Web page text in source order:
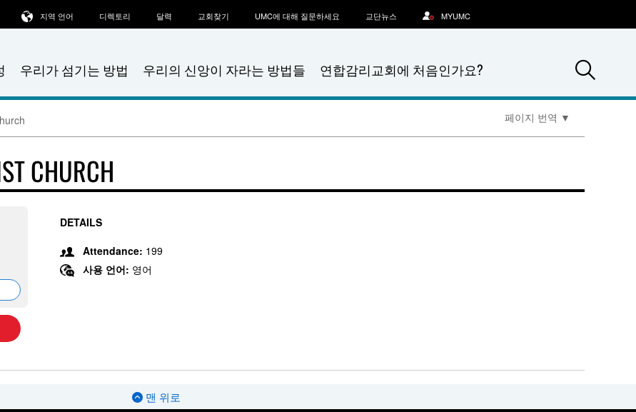
우리가 섬기는 방법 우리의 신앙이 자라는 방법들 연합감리교회에 처음인가요?
지역 언어 디렉토리 달력 교회찾기 UMC에 대해 질문하세요 교단뉴스 MYUMC
페이지 번역 ▼
CHURCH
DETAILS
Attendance: 199
사용 언어: 영어
맨 위로